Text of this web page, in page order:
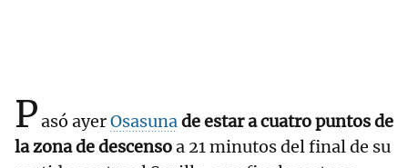
Pasó ayerOsasunade estar a cuatro puntos de
la zona de descensoa 21 minutos del final de su